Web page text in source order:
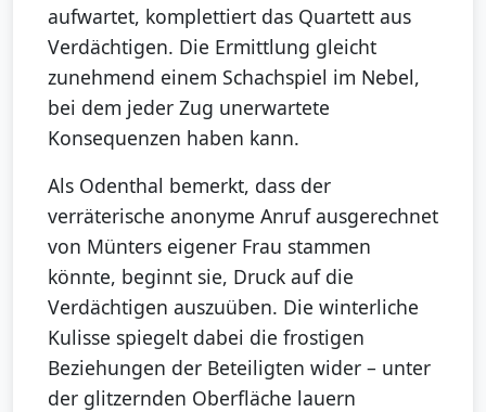
aufwartet, komplettiert das Quartett aus
Verdächtigen. Die Ermittlung gleicht
zunehmend einem Schachspiel im Nebel,
bei dem jeder Zug unerwartete
Konsequenzen haben kann.
Als Odenthal bemerkt, dass der
verräterische anonyme Anruf ausgerechnet
von Münters eigener Frau stammen
könnte, beginnt sie, Druck auf die
Verdächtigen auszuüben. Die winterliche
Kulisse spiegelt dabei die frostigen
Beziehungen der Beteiligten wider – unter
der glitzernden Oberfläche lauern